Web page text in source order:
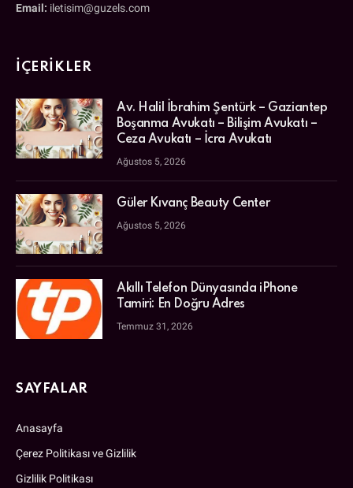
Email: iletisim@guzels.com
İÇERIKLER
Av. Halil İbrahim Şentürk – Gaziantep
Boşanma Avukatı – Bilişim Avukatı –
Ceza Avukatı – İcra Avukatı
Ağustos 5, 2026
Güler Kıvanç Beauty Center
Ağustos 5, 2026
Akıllı Telefon Dünyasında iPhone
Tamiri: En Doğru Adres
Temmuz 31, 2026
SAYFALAR
Anasayfa
Çerez Politikası ve Gizlilik
Gizlilik Politikası